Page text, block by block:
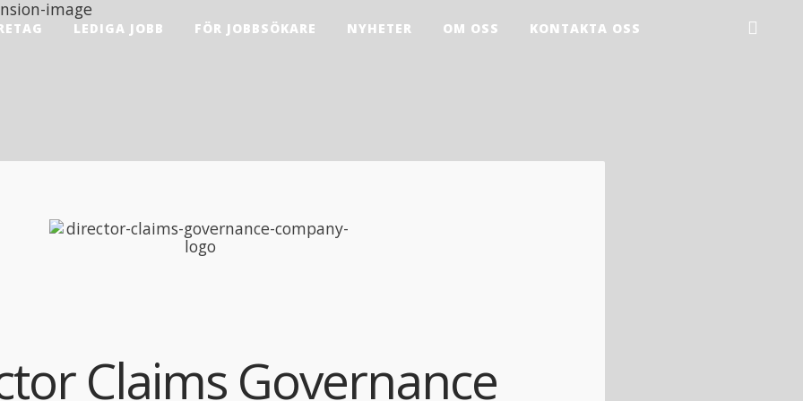
LEDIGA JOBB FÖR JOBBSÖKARE NYHETER OM OSS KONTAKTA OSS
Claims Governance